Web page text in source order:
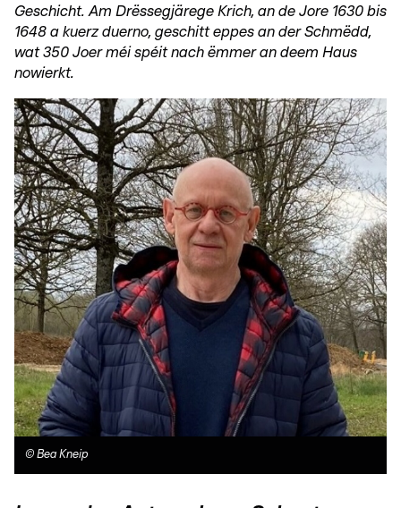
Geschicht. Am Drëssegjärege Krich, an de Jore 1630 bis
1648 a kuerz duerno, geschitt eppes an der Schmëdd,
wat 350 Joer méi spéit nach ëmmer an deem Haus
nowierkt.
© Bea Kneip